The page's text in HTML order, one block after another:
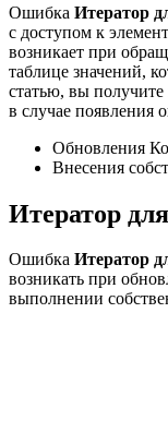
Ошибка Итератор
с доступом к
возникает при
таблице значений,
статью, вы
в случае появления
Обновления
Внесения
Итератор
Ошибка Итератор
возникать при
выполнении